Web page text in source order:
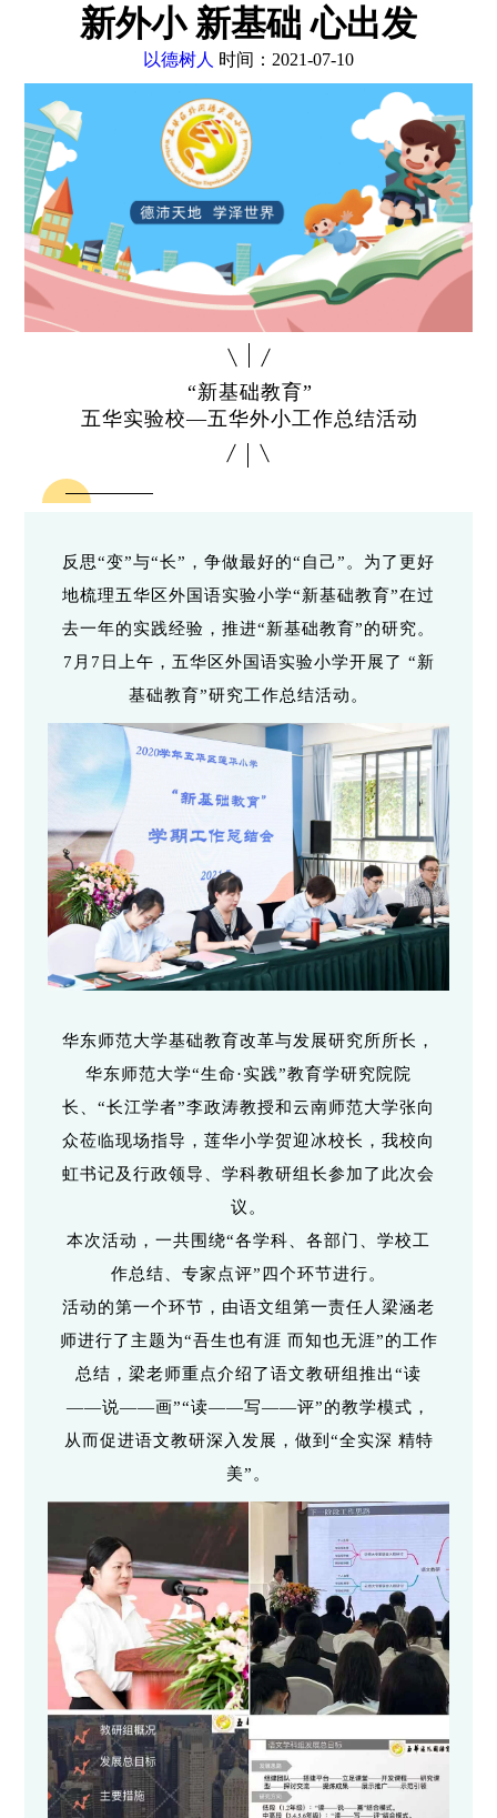
新外小 新基础 心出发
以德树人 时间：2021-07-10
“新基础教育”
五华实验校—五华外小工作总结活动
反思“变”与“长”，争做最好的“自己”。为了更好
地梳理五华区外国语实验小学“新基础教育”在过
去一年的实践经验，推进“新基础教育”的研究。
7月7日上午，五华区外国语实验小学开展了 “新
基础教育”研究工作总结活动。
华东师范大学基础教育改革与发展研究所所长，
华东师范大学“生命·实践”教育学研究院院
长、“长江学者”李政涛教授和云南师范大学张向
众莅临现场指导，莲华小学贺迎冰校长，我校向
虹书记及行政领导、学科教研组长参加了此次会
议。
本次活动，一共围绕“各学科、各部门、学校工
作总结、专家点评”四个环节进行。
活动的第一个环节，由语文组第一责任人梁涵老
师进行了主题为“吾生也有涯 而知也无涯”的工作
总结，梁老师重点介绍了语文教研组推出“读
——说——画”“读——写——评”的教学模式，
从而促进语文教研深入发展，做到“全实深 精特
美”。